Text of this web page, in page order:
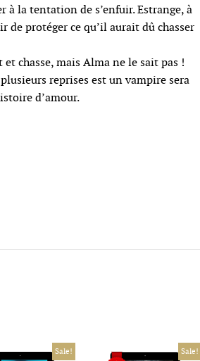
à la tentation de s’enfuir. Estrange, à
protéger ce qu’il aurait dû chasser
chasse, mais Alma ne le sait pas !
reprises est un vampire sera
d’amour.
Sale! Sale!